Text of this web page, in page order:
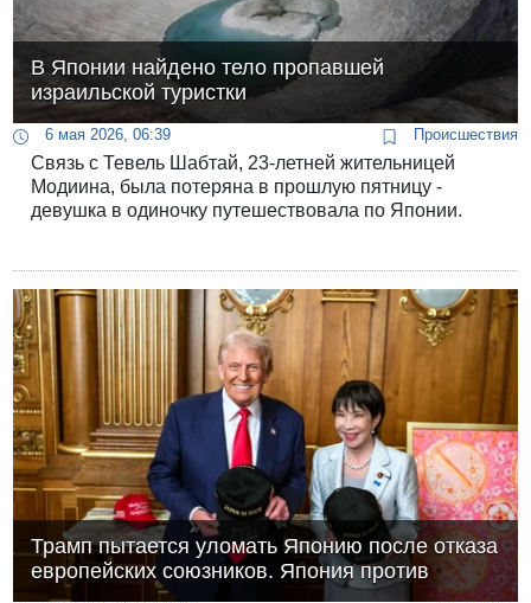
В Японии найдено тело пропавшей
израильской туристки
6 мая 2026, 06:39 Происшествия
Связь с Тевель Шабтай, 23-летней жительницей
Модиина, была потеряна в прошлую пятницу -
девушка в одиночку путешествовала по Японии.
Трамп пытается уломать Японию после отказа
европейских союзников. Япония против